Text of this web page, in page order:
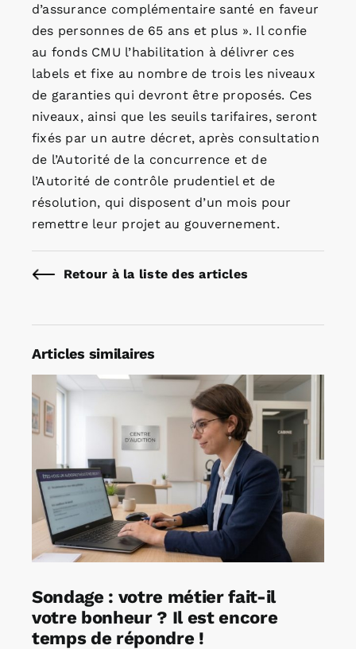
d’assurance complémentaire santé en faveur
des personnes de 65 ans et plus ». Il confie
au fonds CMU l’habilitation à délivrer ces
labels et fixe au nombre de trois les niveaux
de garanties qui devront être proposés. Ces
niveaux, ainsi que les seuils tarifaires, seront
fixés par un autre décret, après consultation
de l’Autorité de la concurrence et de
l’Autorité de contrôle prudentiel et de
résolution, qui disposent d’un mois pour
remettre leur projet au gouvernement.
Retour à la liste des articles
Articles similaires
Sondage : votre métier fait-il
votre bonheur ? Il est encore
temps de répondre !